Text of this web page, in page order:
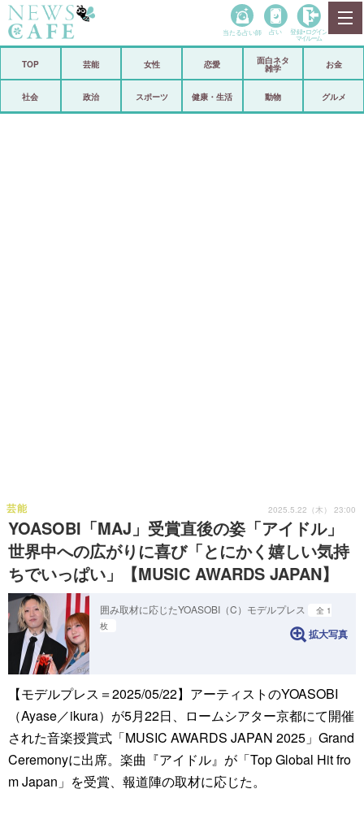
政治
当たる占い師 占い 登録• ログイン
マイルーム
TOP 芸能 女性 恋愛
面白ネタ
雑学
お金
社会 政治 スポーツ 健康・生活 動物 グルメ
YOASOBI「MAJ」受賞直後の姿「アイドル」
世界中への広がりに喜び「とにかく嬉しい気持
ちでいっぱい」【MUSIC AWARDS JAPAN】
芸能 2025.5.22（木） 23:00
囲み取材に応じたYOASOBI（C）モデルプレス
全 1
枚
拡大写真
【モデルプレス＝2025/05/22】アーティストのYOASOBI
（Ayase／ikura）が5月22日、ロームシアター京都にて開催
された音楽授賞式「MUSIC AWARDS JAPAN 2025」Grand
Ceremonyに出席。楽曲『アイドル』が「Top Global Hit fro
m Japan」を受賞、報道陣の取材に応じた。